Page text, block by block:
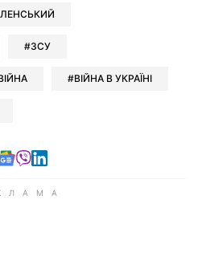
ЗСУ
ВІЙНА В УКРАЇНІ
у Telegram
у Facebook
у X
Читайте у Google news
Читайте у Viber
Читайте у LinkedIn